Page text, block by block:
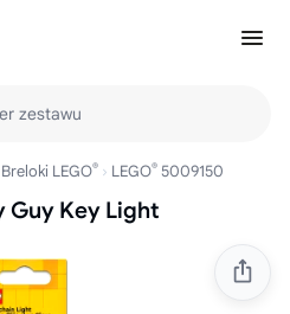
zestawu
Breloki LEGO® LEGO® 5009150
Guy Key Light